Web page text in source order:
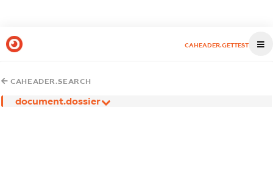
CAHEADER.GETTEST
CAHEADER.SEARCH
document.dossier